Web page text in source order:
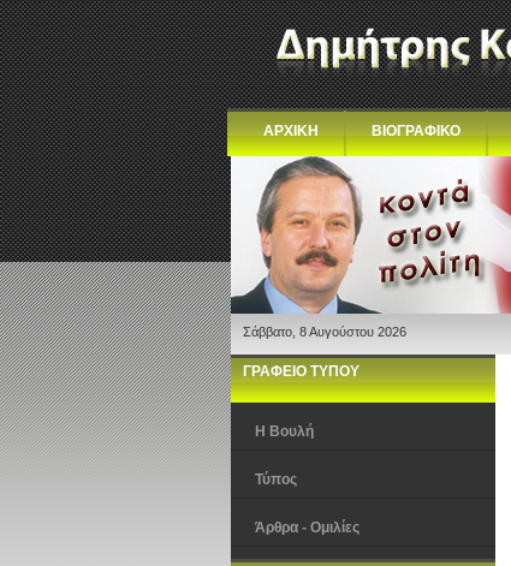
ΑΡΧΙΚΗ ΒΙΟΓΡΑΦΙΚΟ
Σάββατο, 8 Αυγούστου 2026
ΓΡΑΦΕΙΟ ΤΥΠΟΥ
Η Βουλή
Τύπος
Άρθρα - Ομιλίες